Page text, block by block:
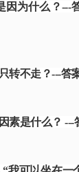
因为什么？---
转不走？---答
素是什么？ ---